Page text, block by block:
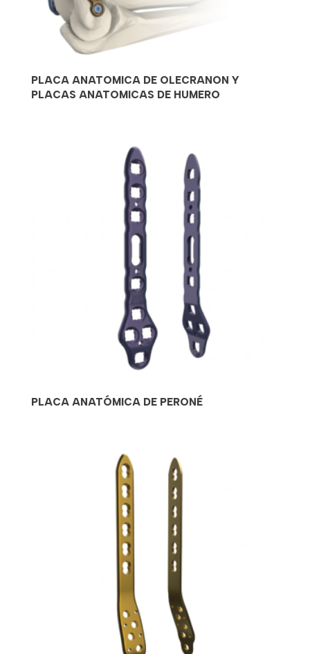
PLACA ANATOMICA DE OLECRANON Y
PLACAS ANATOMICAS DE HUMERO
PLACA ANATÓMICA DE PERONÉ